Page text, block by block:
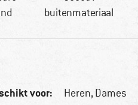
buitenmateriaal
voor: Heren, Dames